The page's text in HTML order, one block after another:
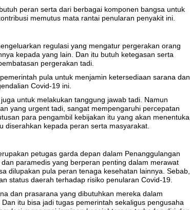
peran serta dari berbagai komponen bangsa untuk
memutus mata rantai penularan penyakit ini.
regulasi yang mengatur pergerakan orang
kepada yang lain. Dan itu butuh ketegasan serta
pergerakan tadi.
pula untuk menjamin ketersediaan sarana dan
Covid-19 ini.
untuk melakukan tanggung jawab tadi. Namun
yang urgent tadi, sangat mempengaruhi percepatan
para pengambil kebijakan itu yang akan menentuka,
diserahkan kepada peran serta masyarakat.
petugas garda depan dalam Penanggulangan
paramedis yang berperan penting dalam merawat
dilupakan pula peran tenaga kesehatan lainnya. Sebab,
status daerah terhadap risiko penularan Covid-19.
dan prasarana yang dibutuhkan mereka dalam
itu bisa jadi tugas pemerintah sekaligus pengusaha